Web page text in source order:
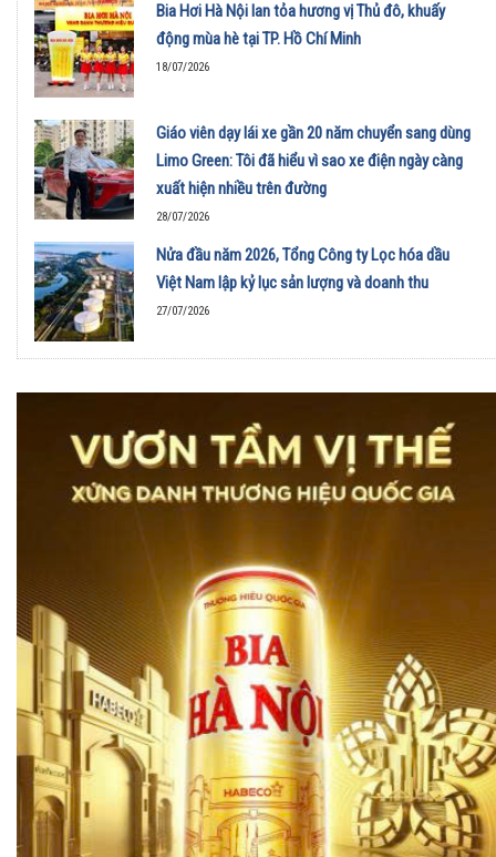
Bia Hơi Hà Nội lan tỏa hương vị Thủ đô, khuấy
động mùa hè tại TP. Hồ Chí Minh
18/07/2026
Giáo viên dạy lái xe gần 20 năm chuyển sang dùng
Limo Green: Tôi đã hiểu vì sao xe điện ngày càng
xuất hiện nhiều trên đường
28/07/2026
Nửa đầu năm 2026, Tổng Công ty Lọc hóa dầu
Việt Nam lập kỷ lục sản lượng và doanh thu
27/07/2026